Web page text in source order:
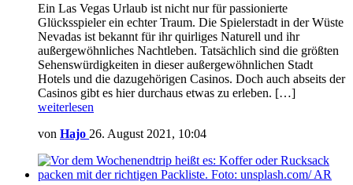
Ein Las Vegas Urlaub ist nicht nur für passionierte
Glücksspieler ein echter Traum. Die Spielerstadt in der Wüste
Nevadas ist bekannt für ihr quirliges Naturell und ihr
außergewöhnliches Nachtleben. Tatsächlich sind die größten
Sehenswürdigkeiten in dieser außergewöhnlichen Stadt
Hotels und die dazugehörigen Casinos. Doch auch abseits der
Casinos gibt es hier durchaus etwas zu erleben. […]
weiterlesen
von Hajo 26. August 2021, 10:04